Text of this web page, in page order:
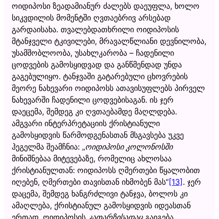
ოიდიპოსი ზეადამიანურ ძალებს დაეუფლა, ხოლო
სიკვდილის მომენტში ღვთაებრივ არსებად
გარდაისახა. თვალებდათხრილი ოიდიპოსის
მტანჯველი ტკივილები, მრავალწლიანი დევნილობა,
უსამშობლოობა, უსახლკარობა – ჩადენილი
ცოდვების გამოსყიდვად და განწმენდად უნდა
გაგებულიყო. ტანჯვაში გატარებული ცხოვრების
მეორე ნახევარი ოიდიპოსს ათავისუფლებს პირველ
ნახევარში ჩადენილი ცოდვებისაგან. ის ჯერ
დაეცემა, შემდეგ კი ღვთაებამდე მაღლდება.
ამგვარი ინტერპრეტაციის ქრისტიანული
გამოსყიდვის წარმოდგენასთან მსგავსება უკვე
ჰეგელმა შეამჩნია: „ოიდიპოსი კოლონოსში
მინიშნებაა მიტევებაზე, რომელიც ახლოსაა
ქრისტიანულთან: ოიდიპოსს ღმერთები წყალობით
იღებენ, ღმერთები თავისთან იხმობენ მას“[13]. ჯერ
დაცემა, შემდეგ ხანგრძლივი ტანჯვა, ბოლოს კი
ამაღლება, ქრისტიანულ გამოსყიდვის იდეასთან
ერთად, ოიდიპოსის კათარზისადაცგაიგება,